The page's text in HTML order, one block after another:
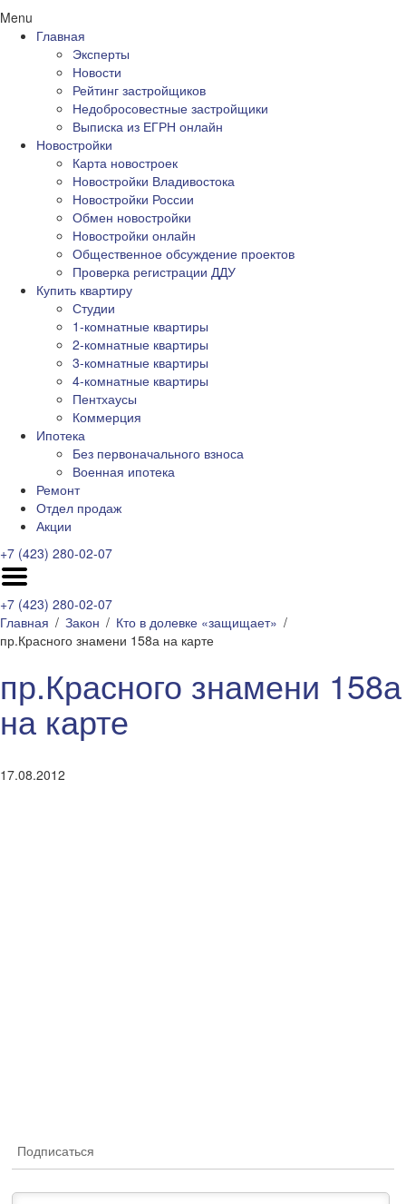
Menu
Главная
Эксперты
Новости
Рейтинг застройщиков
Недобросовестные застройщики
Выписка из ЕГРН онлайн
Новостройки
Карта новостроек
Новостройки Владивостока
Новостройки России
Обмен новостройки
Новостройки онлайн
Общественное обсуждение проектов
Проверка регистрации ДДУ
Купить квартиру
Студии
1-комнатные квартиры
2-комнатные квартиры
3-комнатные квартиры
4-комнатные квартиры
Пентхаусы
Коммерция
Ипотека
Без первоначального взноса
Военная ипотека
Ремонт
Отдел продаж
Акции
+7 (423) 280-02-07
+7 (423) 280-02-07
Главная
Закон
Кто в долевке «защищает»
пр.Красного знамени 158а на карте
пр.Красного знамени 158а
на карте
17.08.2012
Подписаться